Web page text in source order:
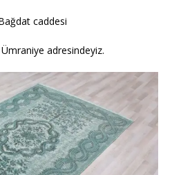
caddesi
adresindeyiz.